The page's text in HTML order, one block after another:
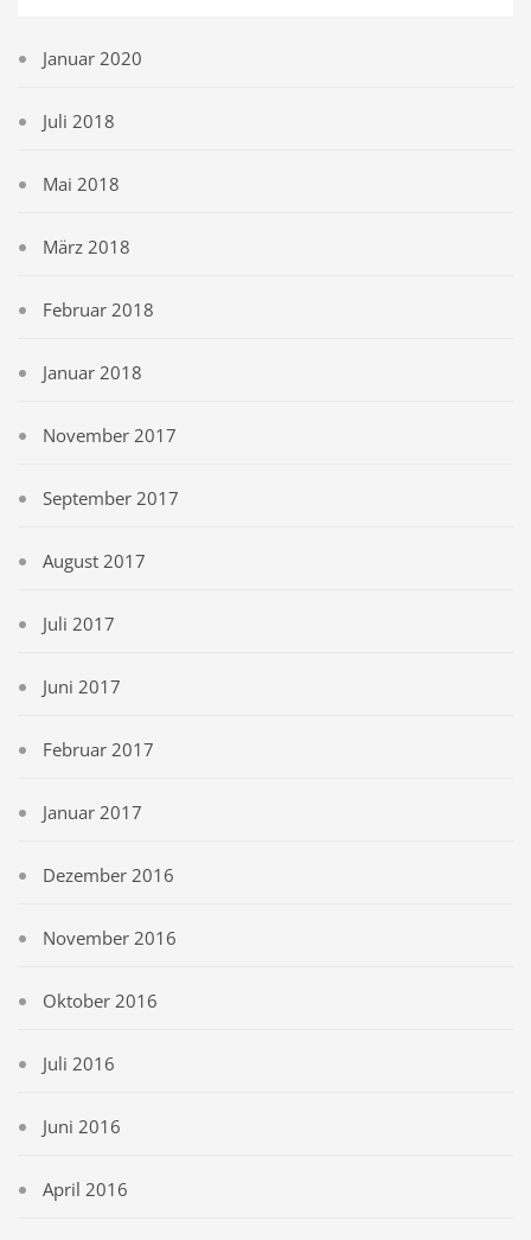
Januar 2020
Juli 2018
Mai 2018
März 2018
Februar 2018
Januar 2018
November 2017
September 2017
August 2017
Juli 2017
Juni 2017
Februar 2017
Januar 2017
Dezember 2016
November 2016
Oktober 2016
Juli 2016
Juni 2016
April 2016